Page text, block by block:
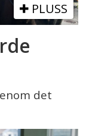
PLUSS
det